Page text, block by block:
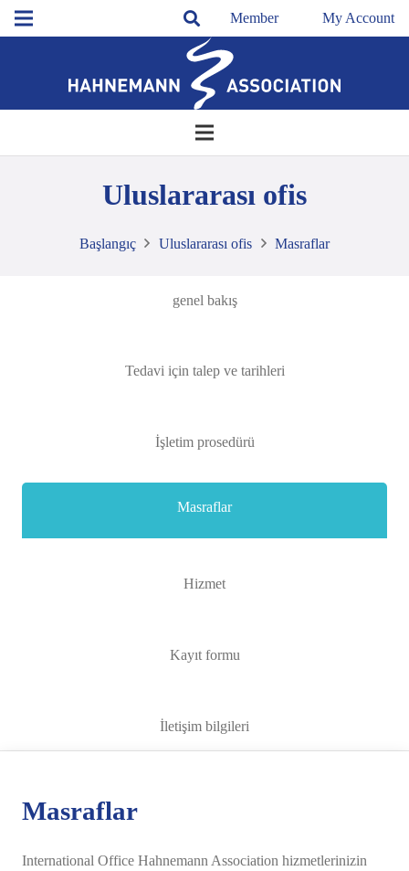
Member My Account
Uluslararası ofis
Başlangıç Uluslararası ofis Masraflar
genel bakış
Tedavi için talep ve tarihleri
İşletim prosedürü
Masraflar
Hizmet
Kayıt formu
İletişim bilgileri
Masraflar
International Office Hahnemann Association hizmetlerinizin